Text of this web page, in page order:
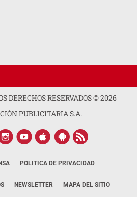
DERECHOS RESERVADOS ©2026
PUBLICITARIA S.A.
POLÍTICA DE PRIVACIDAD
NEWSLETTER MAPA DEL SITIO